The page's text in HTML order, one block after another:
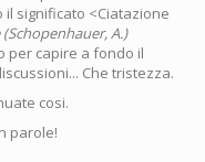
significato <Ciatazione
A.)
per capire a fondo il
Che tristezza.
cosi.
parole!